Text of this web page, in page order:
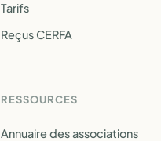
Tarifs
Reçus CERFA
RESSOURCES
Annuaire des associations